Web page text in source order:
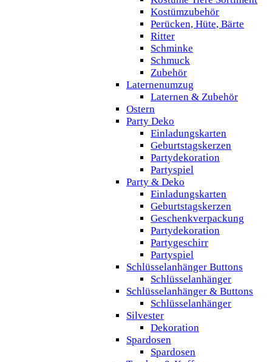
Kostümzubehör
Perücken, Hüte, Bärte
Ritter
Schminke
Schmuck
Zubehör
Laternenumzug
Laternen & Zubehör
Ostern
Party Deko
Einladungskarten
Geburtstagskerzen
Partydekoration
Partyspiel
Party & Deko
Einladungskarten
Geburtstagskerzen
Geschenkverpackung
Partydekoration
Partygeschirr
Partyspiel
Schlüsselanhänger Buttons
Schlüsselanhänger
Schlüsselanhänger & Buttons
Schlüsselanhänger
Silvester
Dekoration
Spardosen
Spardosen